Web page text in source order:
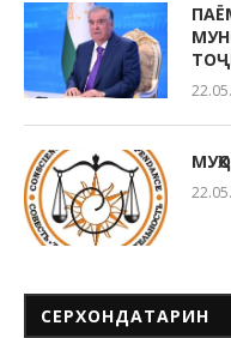
СЕРХОНДАТАРИН